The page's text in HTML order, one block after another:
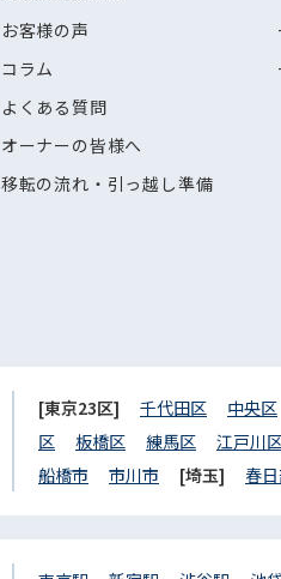
お客様の声
コラム
よくある質問
オーナーの皆様へ
移転の流れ・引っ越し準備
[東京23区] 千代田区 中央区
区
板橋区 練馬区 江戸川
船橋市
市川市 [埼玉] 春